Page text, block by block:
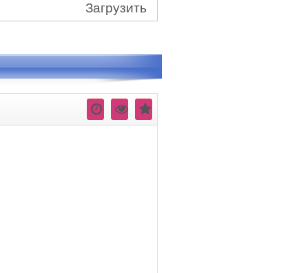
Загрузить